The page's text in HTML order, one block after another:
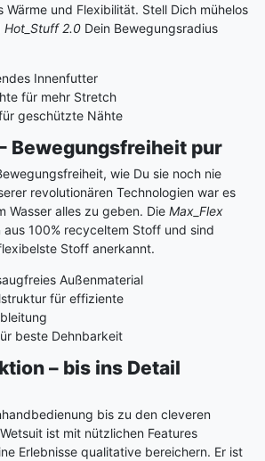
Wärme und Flexibilität. Stell Dich mühelos
Hot_Stuff 2.0 Dein Bewegungsradius
Innenfutter
für mehr Stretch
geschützte Nähte
Bewegungsfreiheit pur
wie Du sie noch nie
revolutionären Technologien war es
Wasser alles zu geben. Die Max_Flex
aus 100% recyceltem Stoff und sind
Stoff anerkannt.
Außenmaterial
für effiziente
beste Dehnbarkeit
– bis ins Detail
bis zu den cleveren
ist mit nützlichen Features
Erlebnisse qualitative bereichern. Er ist